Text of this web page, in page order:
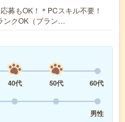
募もOK！＊PCスキル不要！
ンクOK（ブラン…
40代 50代
60代
男性